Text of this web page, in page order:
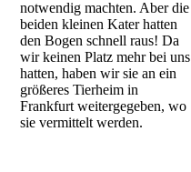
notwendig machten. Aber die
beiden kleinen Kater hatten
den Bogen schnell raus! Da
wir keinen Platz mehr bei uns
hatten, haben wir sie an ein
größeres Tierheim in
Frankfurt weitergegeben, wo
sie vermittelt werden.